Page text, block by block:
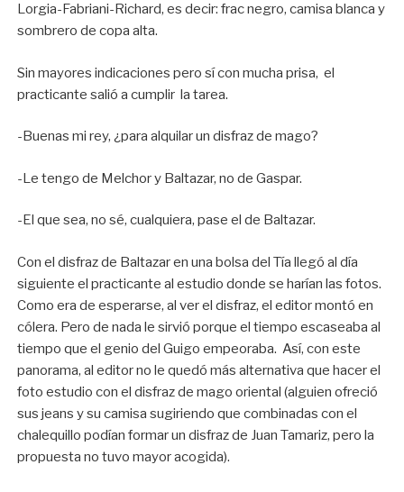
Lorgia-Fabriani-Richard, es decir: frac negro, camisa blanca y
sombrero de copa alta.
Sin mayores indicaciones pero sí con mucha prisa, el
practicante salió a cumplir la tarea.
-Buenas mi rey, ¿para alquilar un disfraz de mago?
-Le tengo de Melchor y Baltazar, no de Gaspar.
-El que sea, no sé, cualquiera, pase el de Baltazar.
Con el disfraz de Baltazar en una bolsa del Tía llegó al día
siguiente el practicante al estudio donde se harían las fotos.
Como era de esperarse, al ver el disfraz, el editor montó en
cólera. Pero de nada le sirvió porque el tiempo escaseaba al
tiempo que el genio del Guigo empeoraba. Así, con este
panorama, al editor no le quedó más alternativa que hacer el
foto estudio con el disfraz de mago oriental (alguien ofreció
sus jeans y su camisa sugiriendo que combinadas con el
chalequillo podían formar un disfraz de Juan Tamariz, pero la
propuesta no tuvo mayor acogida).